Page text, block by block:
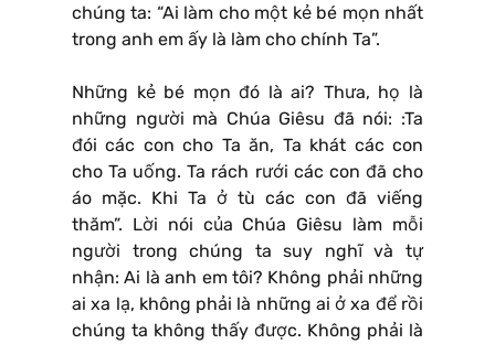
chúng ta: “Ai làm cho một kẻ bé mọn nhất
trong anh em ấy là làm cho chính Ta”.
Những kẻ bé mọn đó là ai? Thưa, họ là
những người mà Chúa Giêsu đã nói: :Ta
đói các con cho Ta ăn, Ta khát các con
cho Ta uống. Ta rách rưới các con đã cho
áo mặc. Khi Ta ở tù các con đã viếng
thăm”. Lời nói của Chúa Giêsu làm mỗi
người trong chúng ta suy nghĩ và tự
nhận: Ai là anh em tôi? Không phải những
ai xa lạ, không phải là những ai ở xa để rồi
chúng ta không thấy được. Không phải là